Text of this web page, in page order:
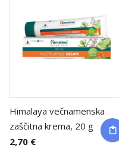
Himalaya večnamenska
zaščitna krema, 20 g
2,70 €